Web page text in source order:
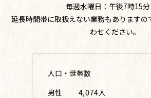
毎週水曜日：午後7時15
延長時間帯に取扱えない業務もありますの
わせください。
人口・世帯数
男性
4,074人